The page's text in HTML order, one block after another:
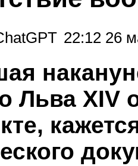
22:12 26
Льва XIV